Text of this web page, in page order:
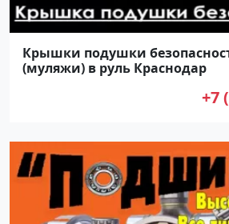
Крышки подушки
(муляжи) в руль Краснодар
+7